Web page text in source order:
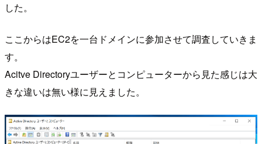
した。
ここからはEC2を一台ドメインに参加させて調査していきま
す。
Acitve Directoryユーザーとコンピューターから見た感じは大
きな違いは無い様に見えました。